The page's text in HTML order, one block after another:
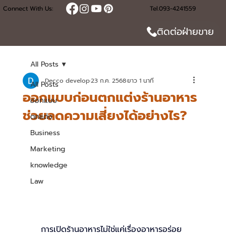
Connect With Us: Tel.093-4241559
ติดต่อฝ่ายขาย
All Posts
ออกแบบ
ตกแต่ง
Business
Marketing
knowledge
Law
All Posts
ออกแบบก่อนตกแต่งร้านอาหาร
ช่วยลดความเสี่ยงได้อย่างไร?
Decco develop23 ก.ค. 2568ยาว 1 นาที